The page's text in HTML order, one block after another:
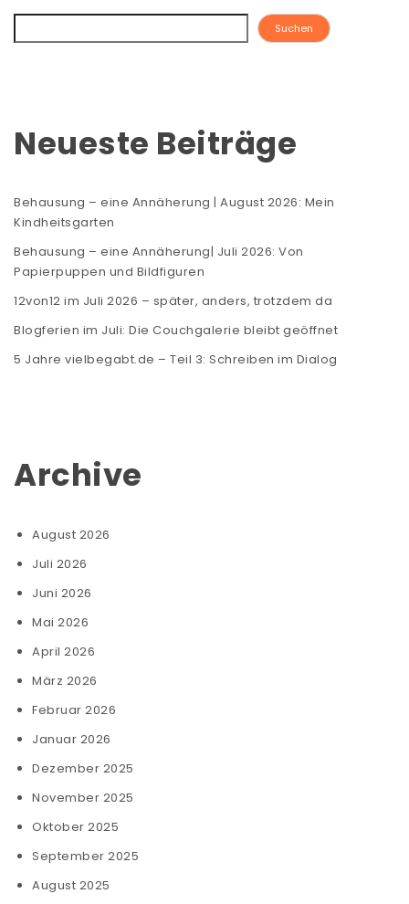
Suchen
Neueste Beiträge
Behausung – eine Annäherung | August 2026: Mein
Kindheitsgarten
Behausung – eine Annäherung| Juli 2026: Von
Papierpuppen und Bildfiguren
12von12 im Juli 2026 – später, anders, trotzdem da
Blogferien im Juli: Die Couchgalerie bleibt geöffnet
5 Jahre vielbegabt.de – Teil 3: Schreiben im Dialog
Archive
August 2026
Juli 2026
Juni 2026
Mai 2026
April 2026
März 2026
Februar 2026
Januar 2026
Dezember 2025
November 2025
Oktober 2025
September 2025
August 2025